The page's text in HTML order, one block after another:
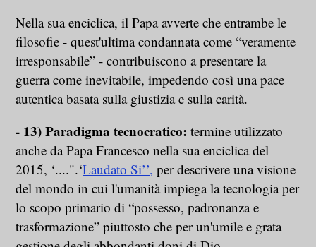
Nella sua enciclica, il Papa avverte che entrambe le
filosofie - quest'ultima condannata come “veramente
irresponsabile” - contribuiscono a presentare la
guerra come inevitabile, impedendo così una pace
autentica basata sulla giustizia e sulla carità.
- 13) Paradigma tecnocratico: termine utilizzato
anche da Papa Francesco nella sua enciclica del
2015, ‘....".‘Laudato Si’’, per descrivere una visione
del mondo in cui l'umanità impiega la tecnologia per
lo scopo primario di “possesso, padronanza e
trasformazione” piuttosto che per un'umile e grata